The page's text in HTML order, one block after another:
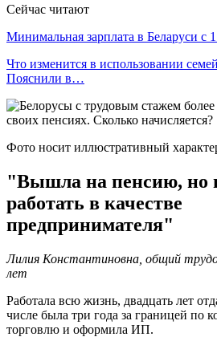
Сейчас читают
Минимальная зарплата в Беларуси с
Что изменится в использовании
Пояснили в…
Фото носит иллюстративный
"Вышла на пенсию, но
работать в качестве
предпринимателя"
Лилия Константиновна, общий
лет
Работала всю жизнь, двадцать лет
числе была три года за границей по
торговлю и оформила ИП.